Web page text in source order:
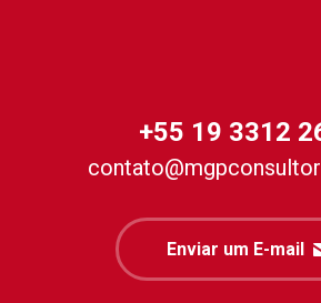
+55 19 3312
Enviar um E-mail